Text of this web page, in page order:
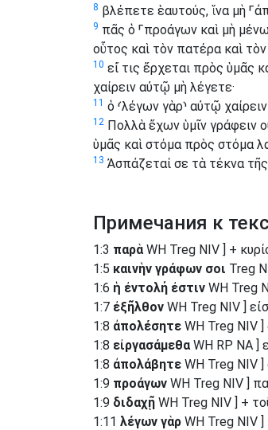
8 βλέπετε ἑαυτούς, ἵνα μὴ ⸀
9 πᾶς ὁ ⸀προάγων καὶ μὴ
οὗτος καὶ τὸν πατέρα καὶ τὸν
10 εἴ τις ἔρχεται πρὸς ὑμᾶς
χαίρειν αὐτῷ μὴ λέγετε·
11 ὁ ⸂λέγων γὰρ⸃ αὐτῷ
12 Πολλὰ ἔχων ὑμῖν γράφειν
ὑμᾶς καὶ στόμα πρὸς στόμα
13 Ἀσπάζεταί σε τὰ τέκνα
Примечания к
1:3 παρὰ WH Treg NIV ] +
1:5 καινὴν γράφων σοι Treg
1:6 ἡ ἐντολή ἐστιν WH Treg
1:7 ἐξῆλθον WH Treg NIV ]
1:8 ἀπολέσητε WH Treg NIV
1:8 εἰργασάμεθα WH RP NA ]
1:8 ἀπολάβητε WH Treg NIV
1:9 προάγων WH Treg NIV ]
1:9 διδαχῇ WH Treg NIV ] +
1:11 λέγων γὰρ WH Treg NIV